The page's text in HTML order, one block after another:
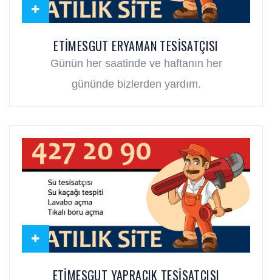
ETIMESGUT ERYAMAN TESISATÇISI
Günün her saatinde ve haftanın her
gününde bizlerden yardım.
ETIMESGUT YAPRACIK TESISATÇISI